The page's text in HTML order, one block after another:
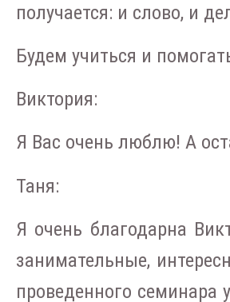
получается: и слово, и
Будем учиться и
Виктория:
Я Вас очень люблю! А
Таня:
Я очень благодарна
занимательные,
проведенного семинара